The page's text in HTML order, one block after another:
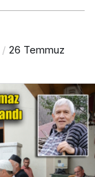
26 Temmuz